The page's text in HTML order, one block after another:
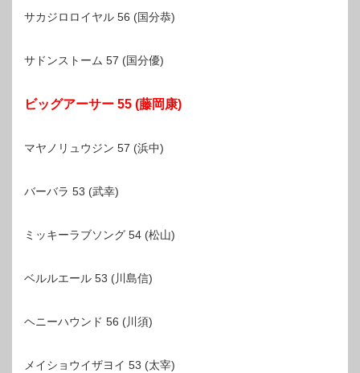
サカジロロイヤル 56 (国分恭)
サドンストーム 57 (国分優)
ビッグアーサー 55 (藤岡康)
マヤノリュウジン 57 (浜中)
バーバラ 53 (武幸)
ミッキーラブソング 54 (松山)
ベルルエール 53 (川島信)
ヘニーハウンド 56 (川須)
メイショウイザヨイ 53 (太宰)